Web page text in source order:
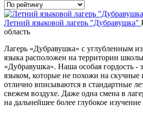
Летний языковой лагерь "Дубравушка"
область
Лагерь «Дубравушка» с углубленным
языка расположен на территории
«Дубравушка». Наша особая гордость -
языком, которые не похожи на
отлично вписываются в стандартные
свежем воздухе. Даже одна смена в
на дальнейшее более глубокое изучение